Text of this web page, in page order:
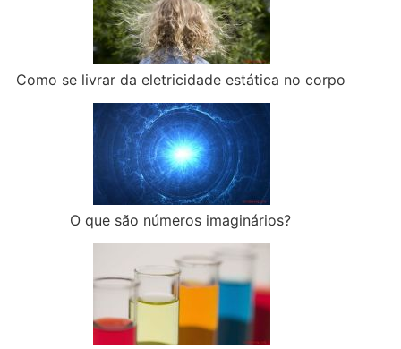
Como se livrar da eletricidade estática no corpo
O que são números imaginários?